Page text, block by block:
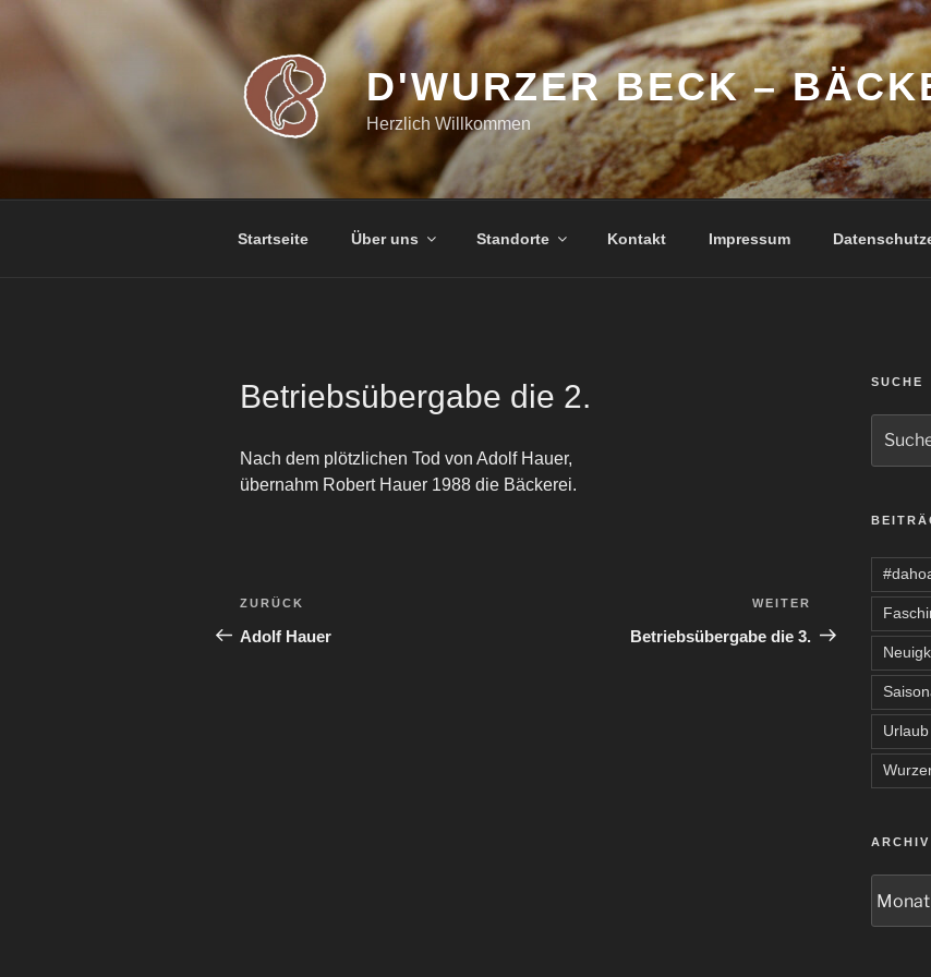
D'WURZER BECK –
Herzlich Willkommen
Startseite Über uns Standorte Kontakt Impressum
Betriebsübergabe die 2.
Nach dem plötzlichen Tod von Adolf Hauer,
übernahm Robert Hauer 1988 die Bäckerei.
Beitragsnavigation
Vorheriger
Beitrag
ZURÜCK
Adolf Hauer
Nächster
Beitrag
WEITER
Betriebsübergabe die 3.
SUCHE
nach:
Urlaub
ARCHIV